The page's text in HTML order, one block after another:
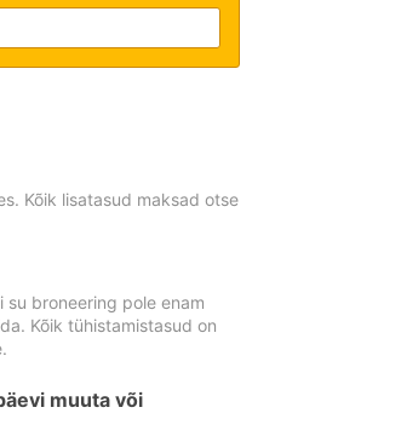
Kõik lisatasud maksad otse
su broneering pole enam
Kõik tühistamistasud on
muuta või